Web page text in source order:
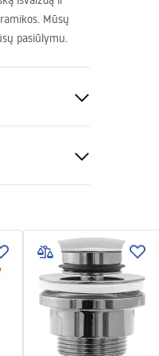
Mūsų
pasiūlymu.